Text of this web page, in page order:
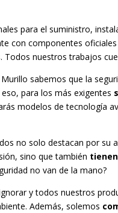
para el suministro,
con componentes
nuestros trabajos
sabemos que la
para los más exigentes
modelos de tecnología
no solo destacan por su
sino que también
no van de la mano?
y todos nuestros
Además, solemos